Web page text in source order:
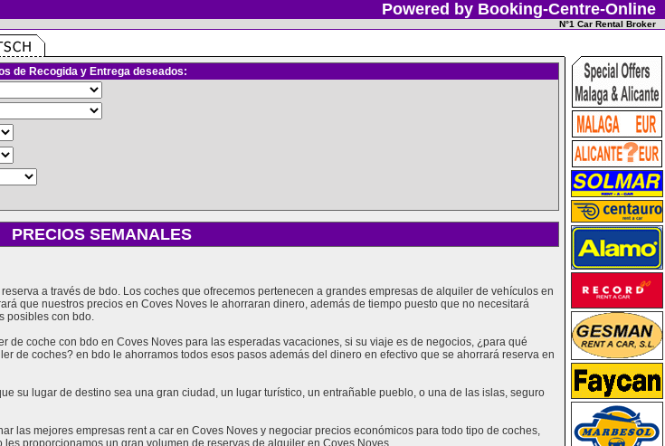
Powered by Booking-Centre-Online
N°1 Car Rental Broker
de Recogida y Entrega deseados:
PRECIOS SEMANALES
a través de bdo. Los coches que ofrecemos pertenecen a grandes empresas de alquiler de vehículos en
que nuestros precios en Coves Noves le ahorraran dinero, además de tiempo puesto que no necesitará
posibles con bdo.
coche con bdo en Coves Noves para las esperadas vacaciones, si su viaje es de negocios, ¿para qué
de coches? en bdo le ahorramos todos esos pasos además del dinero en efectivo que se ahorrará reserva en
su lugar de destino sea una gran ciudad, un lugar turístico, un entrañable pueblo, o una de las islas, seguro
las mejores empresas rent a car en Coves Noves y negociar precios económicos para todo tipo de coches,
proporcionamos un gran volumen de reservas de alquiler en Coves Noves.